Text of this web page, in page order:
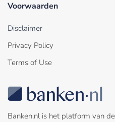
Voorwaarden
Disclaimer
Privacy Policy
Terms of Use
Banken.nl is het platform van